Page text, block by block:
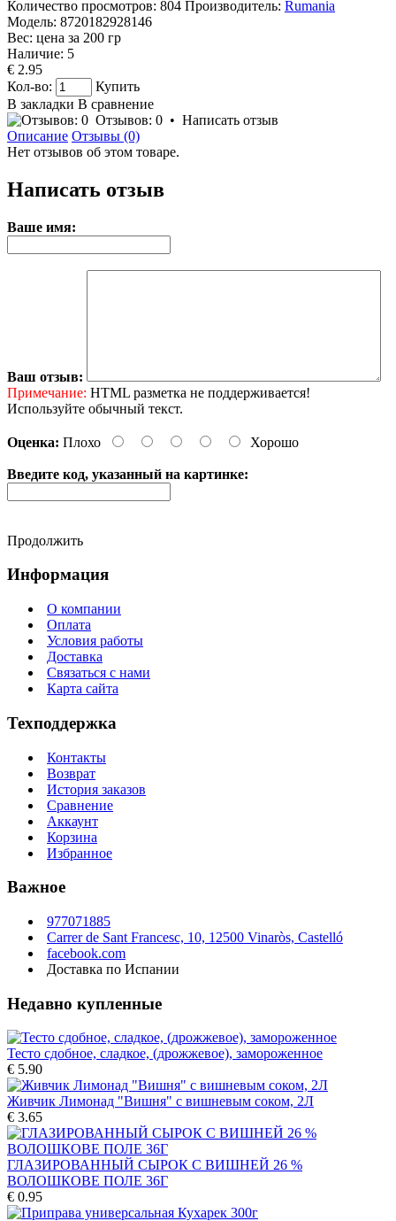
Количество просмотров: 804 Производитель: Rumania
Модель: 8720182928146
Вес: цена за 200 гр
Наличие: 5
€ 2.95
Кол-во:
Купить
В закладки В сравнение
Отзывов: 0 • Написать отзыв
Описание Отзывы (0)
Нет отзывов об этом товаре.
Написать отзыв
Ваше имя:
Ваш отзыв:
Примечание: HTML разметка не поддерживается!
Используйте обычный текст.
Оценка: Плохо Хорошо
Введите код, указанный на картинке:
Продолжить
Информация
О компании
Оплата
Условия работы
Доставка
Связаться с нами
Карта сайта
Техподдержка
Контакты
Возврат
История заказов
Сравнение
Аккаунт
Корзина
Избранное
Важное
977071885
Carrer de Sant Francesc, 10, 12500 Vinaròs, Castelló
facebook.com
Доставка по Испании
Недавно купленные
Тесто сдобное, сладкое, (дрожжевое), замороженное
€ 5.90
Живчик Лимонад "Вишня" с вишневым соком, 2Л
€ 3.65
ГЛАЗИРОВАННЫЙ СЫРОК С ВИШНЕЙ 26 %
ВОЛОШКОВЕ ПОЛЕ 36Г
€ 0.95